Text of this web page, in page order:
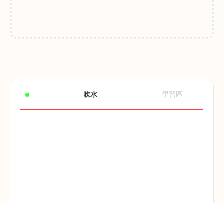
吹水 學習區